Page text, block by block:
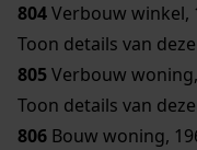
804Verbouw winkel,
Toon details van
805Verbouw
Toon details van
806 Bouw woning,